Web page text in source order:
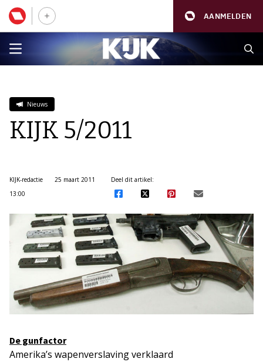
AANMELDEN
Nieuws
KIJK 5/2011
KIJK-redactie
25 maart 2011
13:00
Deel dit artikel:
De gunfactor
Amerika’s wapenverslaving verklaard